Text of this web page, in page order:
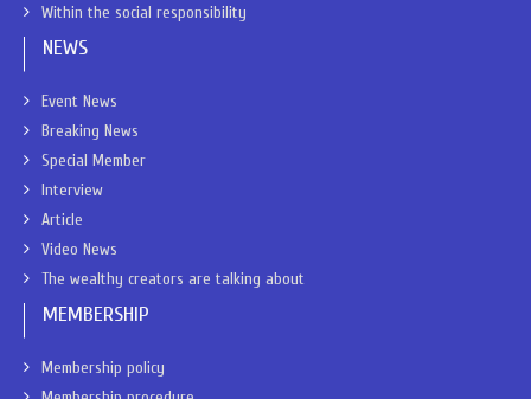
Within the social responsibility
NEWS
Event News
Breaking News
Special Member
Interview
Article
Video News
The wealthy creators are talking about
MEMBERSHIP
Membership policy